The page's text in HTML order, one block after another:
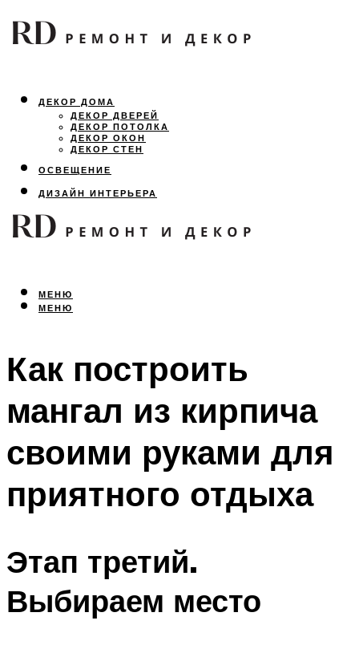
ДЕКОР ДОМА
ДЕКОР ДВЕРЕЙ
ДЕКОР ПОТОЛКА
ДЕКОР ОКОН
ДЕКОР СТЕН
ОСВЕЩЕНИЕ
ДИЗАЙН ИНТЕРЬЕРА
ЛАНДШАФТНЫЙ ДИЗАЙН
ВСЕ ПРО РЕМОНТ
МЕНЮ
МЕНЮ
Как построить
мангал из кирпича
своими руками для
приятного отдыха
Этап третий.
Выбираем место